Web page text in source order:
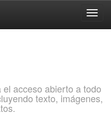
acceso abierto a todo
texto, imágenes,